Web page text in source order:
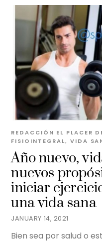
JANUARY 14, 2021
Año nuevo,
nuevos
iniciar
una vida sana
REDACCIÓN EL PLACER
FISIOINTEGRAL, VIDA
Bien sea por salud o